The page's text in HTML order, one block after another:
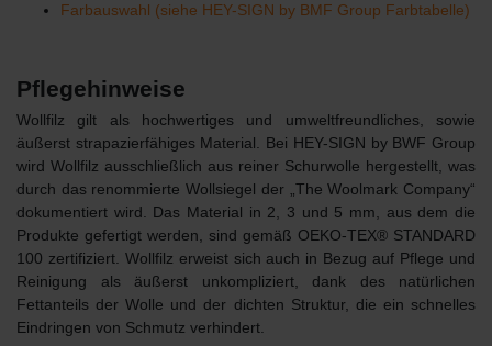
Farbauswahl (siehe HEY-SIGN by BMF Group Farbtabelle)
Pflegehinweise
Wollfilz gilt als hochwertiges und umweltfreundliches, sowie
äußerst strapazierfähiges Material. Bei HEY-SIGN by BWF Group
wird Wollfilz ausschließlich aus reiner Schurwolle hergestellt, was
durch das renommierte Wollsiegel der „The Woolmark Company“
dokumentiert wird. Das Material in 2, 3 und 5 mm, aus dem die
Produkte gefertigt werden, sind gemäß OEKO-TEX® STANDARD
100 zertifiziert. Wollfilz erweist sich auch in Bezug auf Pflege und
Reinigung als äußerst unkompliziert, dank des natürlichen
Fettanteils der Wolle und der dichten Struktur, die ein schnelles
Eindringen von Schmutz verhindert.